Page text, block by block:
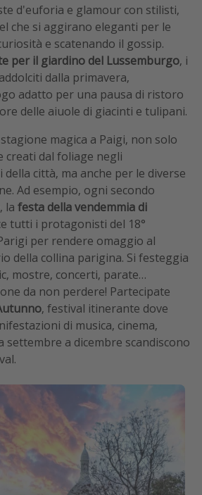
d'euforia e glamour con stilisti,
che si aggirano eleganti per le
e scatenando il gossip.
per il giardino del Lussemburgo, i
dalla primavera,
adatto per una pausa di ristoro
delle aiuole di giacinti e tulipani.
magica a Paigi, non solo
creati dal foliage negli
città, ma anche per le diverse
Ad esempio, ogni secondo
la festa della vendemmia di
tutti i protagonisti del 18°
per rendere omaggio al
della collina parigina. Si festeggia
mostre, concerti, parate…
da non perdere! Partecipate
, festival itinerante dove
di musica, cinema,
settembre a dicembre scandiscono